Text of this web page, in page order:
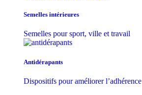
Semelles intérieures
Semelles pour sport, ville et travail
Antidérapants
Dispositifs pour améliorer l’adhérence